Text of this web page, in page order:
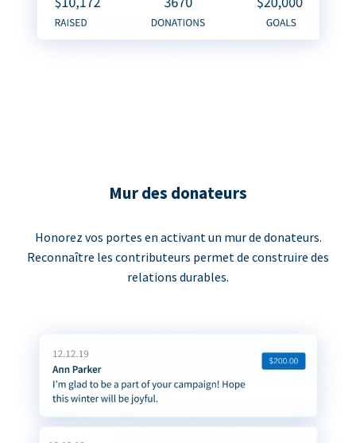
Mur des donateurs
Honorez vos portes en activant un mur de donateurs.
Reconnaître les contributeurs permet de construire des
relations durables.